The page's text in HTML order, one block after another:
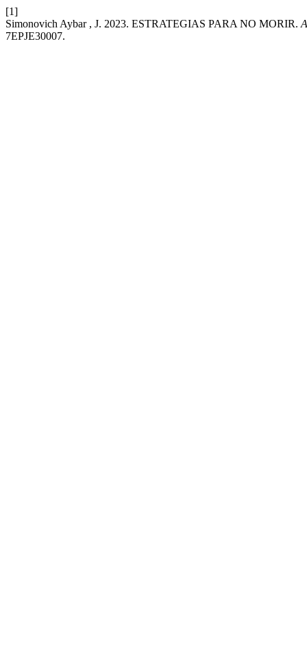
[1]
Simonovich Aybar , J. 2023. ESTRATEGIAS PARA NO MORIR.
7EPJE30007.